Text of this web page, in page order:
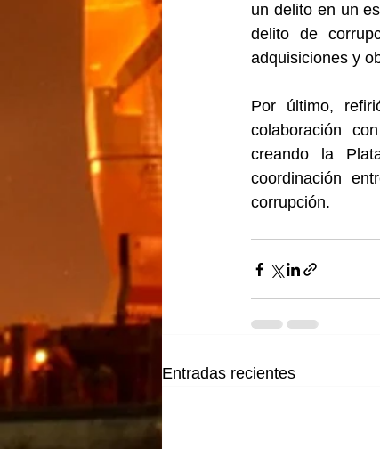
un delito en un
delito de
adquisiciones y
Por último,
colaboración
creando la
coordinación
corrupción.
Entradas recientes